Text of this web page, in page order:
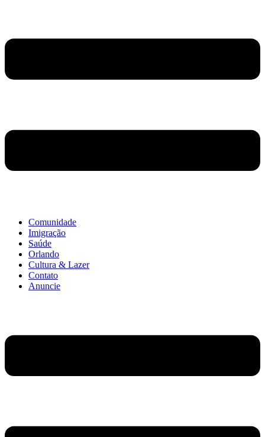
Comunidade
Imigração
Saúde
Orlando
Cultura & Lazer
Contato
Anuncie